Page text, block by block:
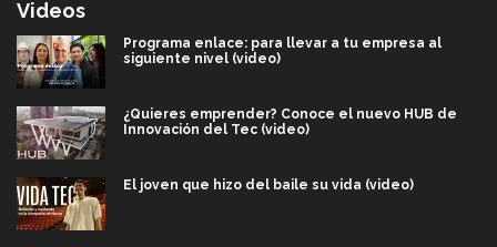
Videos
Programa enlace: para llevar a tu empresa al
siguiente nivel (video)
¿Quieres emprender? Conoce el nuevo HUB de
Innovación del Tec (video)
El joven que hizo del baile su vida (video)